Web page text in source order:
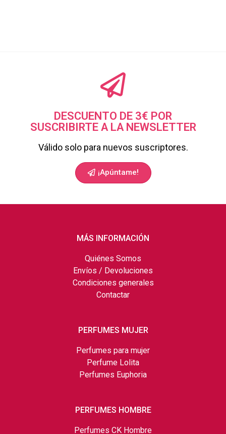
DESCUENTO DE 3€ POR
SUSCRIBIRTE A LA NEWSLETTER
Válido solo para nuevos suscriptores.
¡Apúntame!
MÁS INFORMACIÓN
Quiénes Somos
Envíos / Devoluciones
Condiciones generales
Contactar
PERFUMES MUJER
Perfumes para mujer
Perfume Lolita
Perfumes Euphoria
PERFUMES HOMBRE
Perfumes CK Hombre